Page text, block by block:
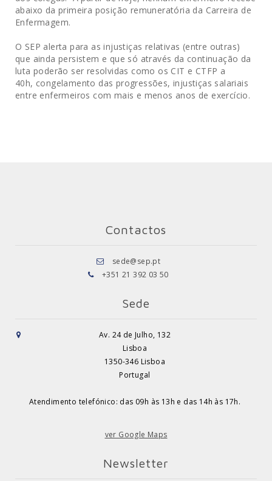
abaixo da primeira posição remuneratória da Carreira de
Enfermagem.
O SEP alerta para as injustiças relativas (entre outras)
que ainda persistem e que só através da continuação da
luta poderão ser resolvidas como os CIT e CTFP a
40h, congelamento das progressões, injustiças salariais
entre enfermeiros com mais e menos anos de exercício.
Contactos
sede@sep.pt
+351 21 392 03 50
Sede
Av. 24 de Julho, 132
Lisboa
1350-346 Lisboa
Portugal
Atendimento telefónico: das 09h às 13h e das 14h às 17h.
ver Google Maps
Newsletter